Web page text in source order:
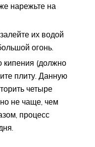
нарежьте на
их водой
огонь.
кипения (должно
плиту. Данную
четыре
не чаще, чем
процесс